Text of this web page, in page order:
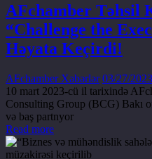
AFchamber Təhsil
“Challenge the
Həyata Keçirdi!
AFchamber Xəbərlər 03/27/2023
10 mart 2023-cü il tarixində
Consulting Group (BCG) Bakı
və baş partnyor
Read more